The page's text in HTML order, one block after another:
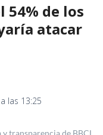
54% de los
atacar
las 13:25
y transparencia de BBCL